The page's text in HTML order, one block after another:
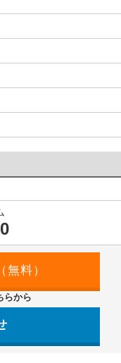
らから